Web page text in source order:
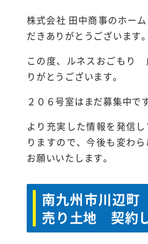
株式会社 田中商事のホー
だきありがとうございます。
この度、ルネスおごもり
りがとうございます。
２０６号室はまだ募集中です
より充実した情報を発信
りますので、今後も変わ
お願いいたします。
南九州市川辺
売り土地 契約し